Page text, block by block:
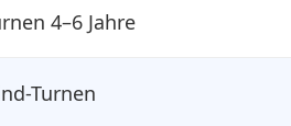
4–6 Jahre
Turnen